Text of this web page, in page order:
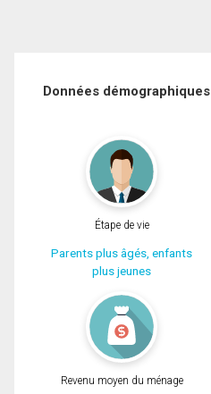
Données démographiques
Étape de vie
Parents plus âgés, enfants
plus jeunes
Revenu moyen du ménage